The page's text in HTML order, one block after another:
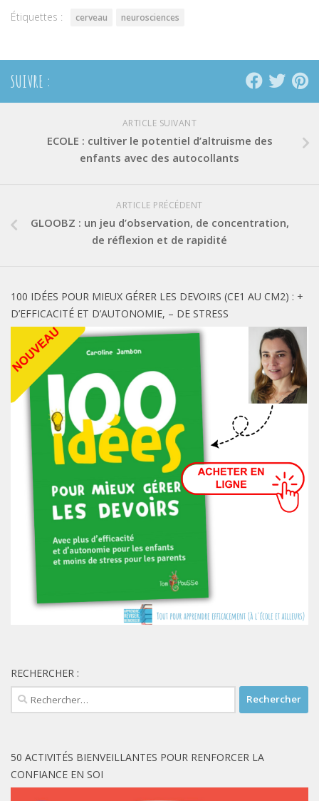
Étiquettes : cerveau neurosciences
SUIVRE :
ARTICLE SUIVANT
ECOLE : cultiver le potentiel d’altruisme des
enfants avec des autocollants
ARTICLE PRÉCÉDENT
GLOOBZ : un jeu d’observation, de concentration,
de réflexion et de rapidité
100 IDÉES POUR MIEUX GÉRER LES DEVOIRS (CE1 AU CM2) : +
D’EFFICACITÉ ET D’AUTONOMIE, – DE STRESS
RECHERCHER :
Rechercher :
50 ACTIVITÉS BIENVEILLANTES POUR RENFORCER LA
CONFIANCE EN SOI